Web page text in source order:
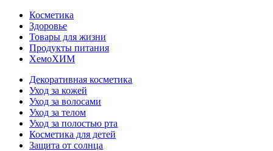
Косметика
Здоровье
Товары для жизни
Продукты питания
ХемоХИМ
Декоративная косметика
Уход за кожей
Уход за волосами
Уход за телом
Уход за полостью рта
Косметика для детей
Защита от солнца